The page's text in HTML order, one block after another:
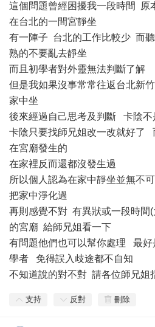
這個問題曾經困擾我一段時間 原
在台北的一間宮靜坐
有一陣子 台北的工作比較少 而
熟的不要亂去靜坐
而且初學者對外靈無法判斷了解
但是我如果沒事常常往返台北新
家中坐
後來經過自己思考及判斷 卡陰不
卡陰只要找師兄姐改一改就好了
在宮廟發生的
在家裡反而還都沒發生過
所以個人認為在家中靜坐並無不
把家中淨化過
再則感覺不對 有異狀或一段時間
的宮廟 給師兄姐看一下
有問題他們也可以幫你處理 最
學者 免得誤入歧途都不自知
不知道說的對不對 請各位師兄姐
支持 反對 刪除